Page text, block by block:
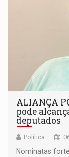
ALIANÇA
pode
deputados
Política
Nominatas